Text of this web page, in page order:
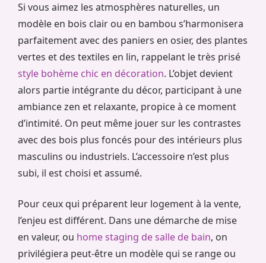
Si vous aimez les atmosphères naturelles, un
modèle en bois clair ou en bambou s’harmonisera
parfaitement avec des paniers en osier, des plantes
vertes et des textiles en lin, rappelant le très prisé
style bohème chic en décoration. L’objet devient
alors partie intégrante du décor, participant à une
ambiance zen et relaxante, propice à ce moment
d’intimité. On peut même jouer sur les contrastes
avec des bois plus foncés pour des intérieurs plus
masculins ou industriels. L’accessoire n’est plus
subi, il est choisi et assumé.
Pour ceux qui préparent leur logement à la vente,
l’enjeu est différent. Dans une démarche de mise
en valeur, ou home staging de salle de bain, on
privilégiera peut-être un modèle qui se range ou